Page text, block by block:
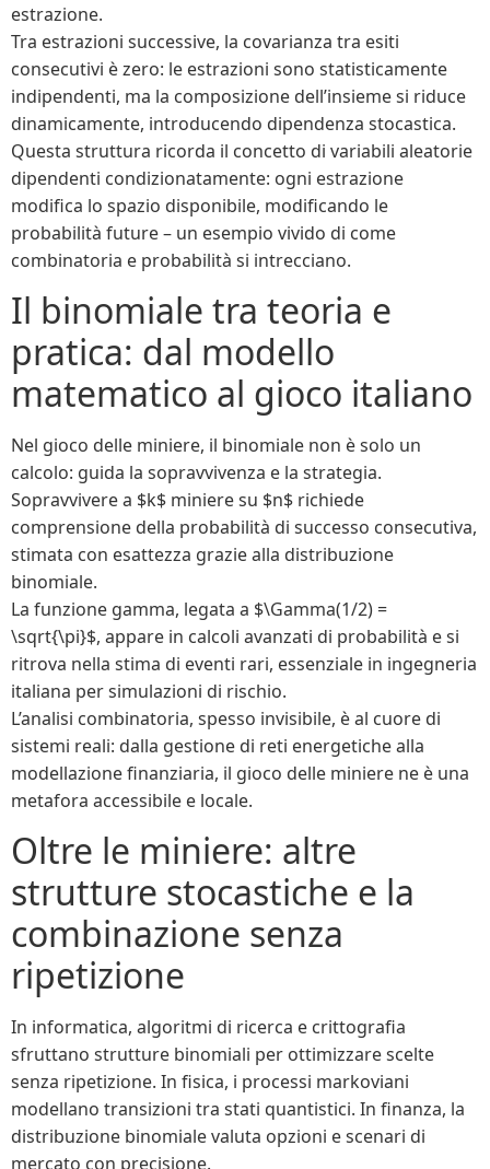
estrazione.
Tra estrazioni successive, la covarianza tra esiti
consecutivi è zero: le estrazioni sono statisticamente
indipendenti, ma la composizione dell’insieme si riduce
dinamicamente, introducendo dipendenza stocastica.
Questa struttura ricorda il concetto di variabili aleatorie
dipendenti condizionatamente: ogni estrazione
modifica lo spazio disponibile, modificando le
probabilità future – un esempio vivido di come
combinatoria e probabilità si intrecciano.
Il binomiale tra teoria e
pratica: dal modello
matematico al gioco italiano
Nel gioco delle miniere, il binomiale non è solo un
calcolo: guida la sopravvivenza e la strategia.
Sopravvivere a $k$ miniere su $n$ richiede
comprensione della probabilità di successo consecutiva,
stimata con esattezza grazie alla distribuzione
binomiale.
La funzione gamma, legata a $\Gamma(1/2) =
\sqrt{\pi}$, appare in calcoli avanzati di probabilità e si
ritrova nella stima di eventi rari, essenziale in ingegneria
italiana per simulazioni di rischio.
L’analisi combinatoria, spesso invisibile, è al cuore di
sistemi reali: dalla gestione di reti energetiche alla
modellazione finanziaria, il gioco delle miniere ne è una
metafora accessibile e locale.
Oltre le miniere: altre
strutture stocastiche e la
combinazione senza
ripetizione
In informatica, algoritmi di ricerca e crittografia
sfruttano strutture binomiali per ottimizzare scelte
senza ripetizione. In fisica, i processi markoviani
modellano transizioni tra stati quantistici. In finanza, la
distribuzione binomiale valuta opzioni e scenari di
mercato con precisione.